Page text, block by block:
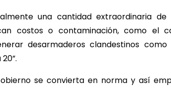
una cantidad extraordinaria
costos o contaminación, como el
desarmaderos clandestinos como
se convierta en norma y así